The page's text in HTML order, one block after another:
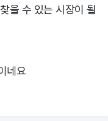
을 수 있는 시장이 될
네요